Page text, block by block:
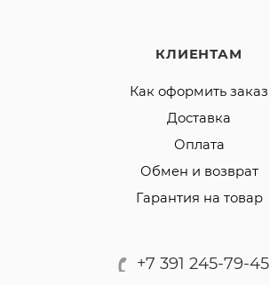
КЛИЕНТАМ
Как оформить заказ
Доставка
Оплата
Обмен и возврат
Гарантия на товар
+7 391 245-79-45